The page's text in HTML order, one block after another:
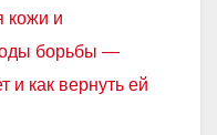
кожи и
борьбы —
и как вернуть ей